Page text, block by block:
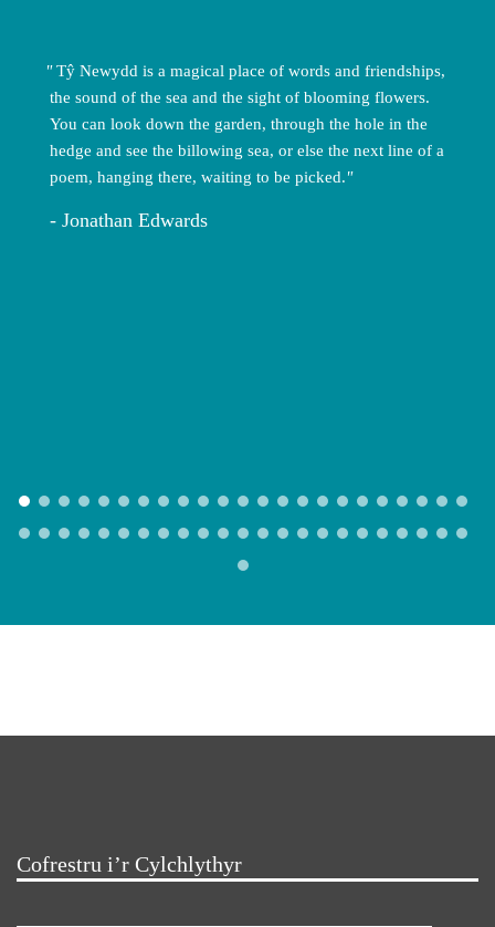
Tŷ Newydd is a magical place of words and friendships,
the sound of the sea and the sight of blooming flowers.
You can look down the garden, through the hole in the
hedge and see the billowing sea, or else the next line of a
poem, hanging there, waiting to be picked.
Jonathan Edwards
Cofrestru i’r Cylchlythyr